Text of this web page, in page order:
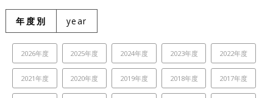
年度別 year
2026年度 2025年度 2024年度 2023年度 2022年度
2021年度 2020年度 2019年度 2018年度 2017年度